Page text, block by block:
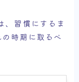
、習慣にするま
時期に取るべ